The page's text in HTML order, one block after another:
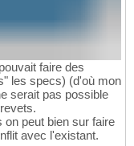
faire des
les specs) (d'où mon
serait pas possible
on peut bien sur faire
avec l'existant.